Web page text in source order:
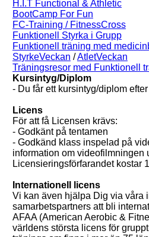
H.I.T Functional & Athletic
BootCamp For Fun
FC-Training / FitnessCross
Funktionell Styrka i Grupp
Funktionell träning med
StyrkeVeckan /AtletVeckan
Träningsresor med Funktionell
Kursintyg/Diplom
- Du får ett kursintyg/diplom
Licens
För att få Licensen krävs:
- Godkänt på tentamen
- Godkänd klass inspelad på
information om videofilmningen
Licensieringsförfarandet kostar
Internationell licens
Vi kan även hjälpa Dig via våra
samarbetspartners att bli
AFAA (American Aerobic &
världens största licens för